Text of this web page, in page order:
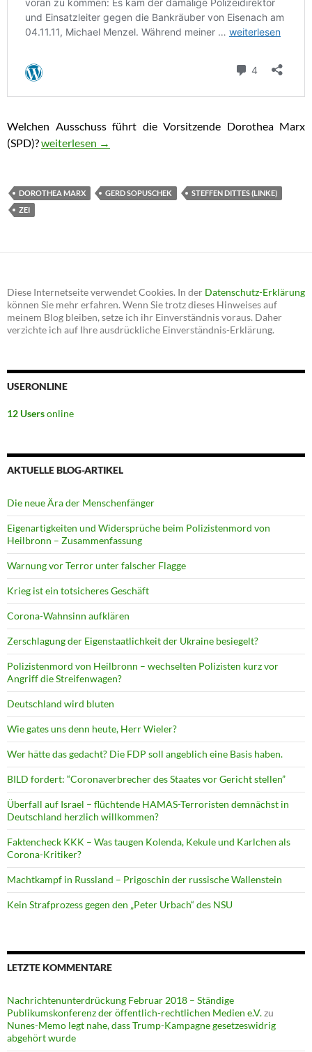
Welchen Ausschuss führt die Vorsitzende Dorothea Marx
(SPD)?NSU: Leitet Dorothea Marx (SPD) einen
weiterlesen →
DOROTHEA MARX GERD SOPUSCHEK
STEFFEN DITTES (LINKE)
ZEI
Diese Internetseite verwendet Cookies. In der Datenschutz-Erklärung
können Sie mehr erfahren. Wenn Sie trotz dieses Hinweises auf
meinem Blog bleiben, setze ich ihr Einverständnis voraus. Daher
verzichte ich auf Ihre ausdrückliche Einverständnis-Erklärung.
USERONLINE
12 Usersonline
AKTUELLE BLOG-ARTIKEL
Die neue Ära der Menschenfänger
Eigenartigkeiten und Widersprüche beim Polizistenmord von
Heilbronn – Zusammenfassung
Warnung vor Terror unter falscher Flagge
Krieg ist ein totsicheres Geschäft
Corona-Wahnsinn aufklären
Zerschlagung der Eigenstaatlichkeit der Ukraine besiegelt?
Polizistenmord von Heilbronn – wechselten Polizisten kurz vor
Angriff die Streifenwagen?
Deutschland wird bluten
Wie gates uns denn heute, Herr Wieler?
Wer hätte das gedacht? Die FDP soll angeblich eine Basis haben.
BILD fordert: “Coronaverbrecher des Staates vor Gericht stellen”
Überfall auf Israel – flüchtende HAMAS-Terroristen demnächst in
Deutschland herzlich willkommen?
Faktencheck KKK – Was taugen Kolenda, Kekule und Karlchen als
Corona-Kritiker?
Machtkampf in Russland – Prigoschin der russische Wallenstein
Kein Strafprozess gegen den „Peter Urbach“ des NSU
LETZTE KOMMENTARE
Nachrichtenunterdrückung Februar 2018 – Ständige
Publikumskonferenz der öffentlich-rechtlichen Medien e.V.zu
Nunes-Memo legt nahe, dass Trump-Kampagne gesetzeswidrig
abgehört wurde